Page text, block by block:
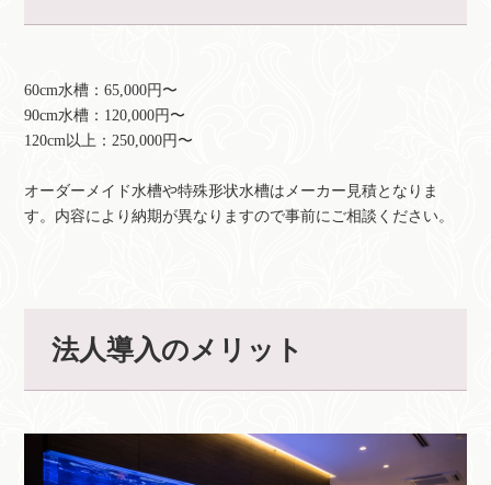
60cm水槽：65,000円〜
90cm水槽：120,000円〜
120cm以上：250,000円〜
オーダーメイド水槽や特殊形状水槽はメーカー見積となりま
す。内容により納期が異なりますので事前にご相談ください。
法人導入のメリット